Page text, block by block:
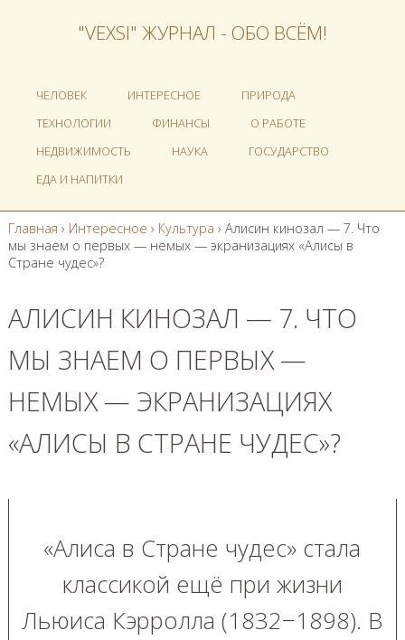
"VEXSI" ЖУРНАЛ - ОБО ВСЁМ!
ЧЕЛОВЕК ИНТЕРЕСНОЕ
ПРИРОДА
ТЕХНОЛОГИИ
ФИНАНСЫ
О РАБОТЕ
НЕДВИЖИМОСТЬ
НАУКА
ГОСУДАРСТВО
ЕДА И НАПИТКИ
Главная › Интересное › Культура › Алисин кинозал — 7. Что
мы знаем о первых — немых — экранизациях «Алисы в
Стране чудес»?
АЛИСИН КИНОЗАЛ — 7. ЧТО
МЫ ЗНАЕМ О ПЕРВЫХ —
НЕМЫХ — ЭКРАНИЗАЦИЯХ
«АЛИСЫ В СТРАНЕ ЧУДЕС»?
«Алиса в Стране чудес» стала
классикой ещё при жизни
Льюиса Кэрролла (1832−1898). В